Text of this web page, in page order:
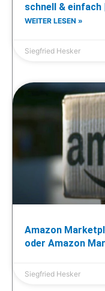
schnell & einfach
WEITER LESEN »
Siegfried Hesker
Amazon
oder Amazon
Siegfried Hesker